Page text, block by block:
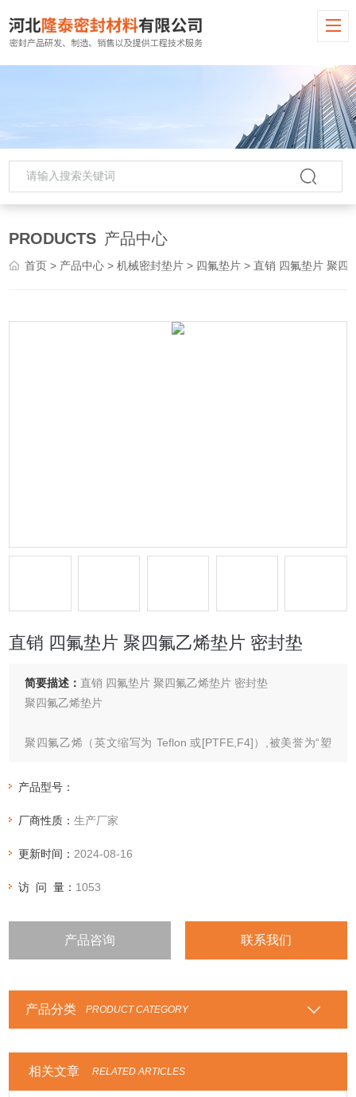
PRODUCTS 产品中心
首页 > 产品中心 >机械密封垫片 > 四氟垫片 > 直销 四氟垫片 聚四氟乙烯垫片 密封垫
直销 四氟垫片 聚四氟乙烯垫片 密封垫
简要描述： 直销 四氟垫片 聚四氟乙烯垫片 密封垫
聚四氟乙烯垫片
聚四氟乙烯（英文缩写为 Teflon 或[PTFE,F4]）,被美誉为“塑
龙"、“特富隆"、“泰氟龙"等。
产品型号：
厂商性质：生产厂家
更新时间： 2024-08-16
访 问 量： 1053
产品咨询 联系我们
产品分类 PRODUCT CATEGORY
相关文章 RELATED ARTICLES